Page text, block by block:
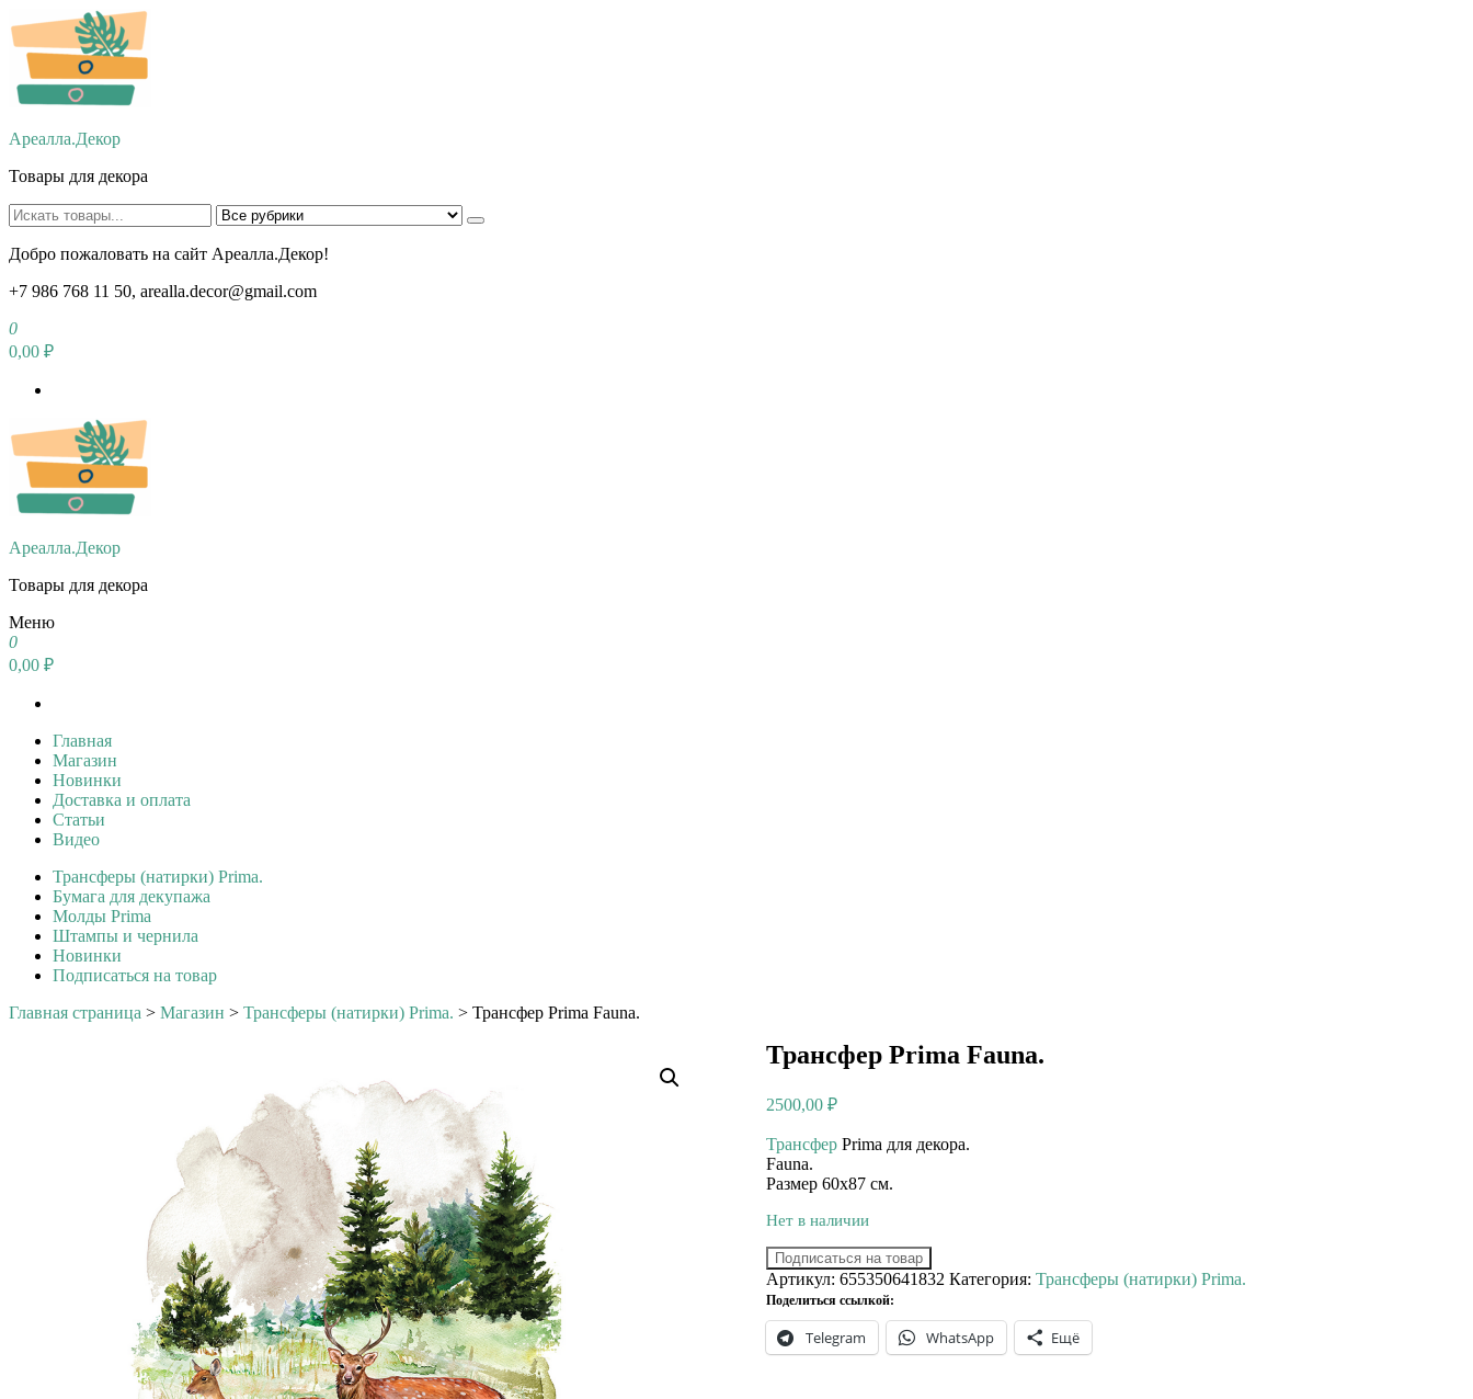
Перейти
к
содержимому
Ареалла.Декор
Товары для декора
Добро пожаловать на сайт Ареалла.Декор!
+7 986 768 11 50, arealla.decor@gmail.com
0
0,00 ₽
Ареалла.Декор
Товары для декора
Меню
0
0,00 ₽
Главная
Магазин
Новинки
Доставка и оплата
Статьи
Видео
Трансферы (натирки) Prima.
Бумага для декупажа
Молды Prima
Штампы и чернила
Новинки
Подписаться на товар
Главная страница > Магазин > Трансферы (натирки) Prima. > Трансфер Prima Fauna.
Трансфер Prima Fauna.
2500,00 ₽
ТрансферPrima для декора. ⠀⠀
Fauna.
Размер 60х87 см.
Нет в наличии
Подписаться на товар
Артикул: 655350641832 Категория: Трансферы (натирки) Prima.
Поделиться ссылкой:
Telegram WhatsApp Ещё